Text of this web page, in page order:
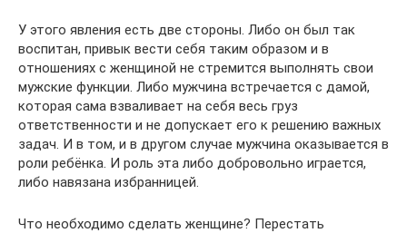
У этого явления есть две стороны. Либо он был так
воспитан, привык вести себя таким образом и в
отношениях с женщиной не стремится выполнять свои
мужские функции. Либо мужчина встречается с дамой,
которая сама взваливает на себя весь груз
ответственности и не допускает его к решению важных
задач. И в том, и в другом случае мужчина оказывается в
роли ребёнка. И роль эта либо добровольно играется,
либо навязана избранницей.
Что необходимо сделать женщине? Перестать